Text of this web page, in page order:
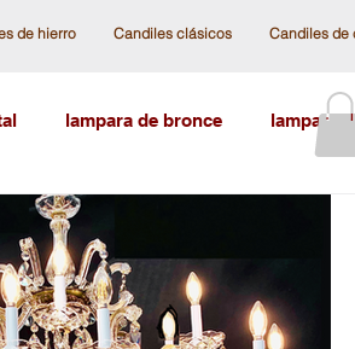
de hierro Candiles clásicos Candiles de
lampara de bronce lampara
candiles antiguos
cristal Swarovski Categoría